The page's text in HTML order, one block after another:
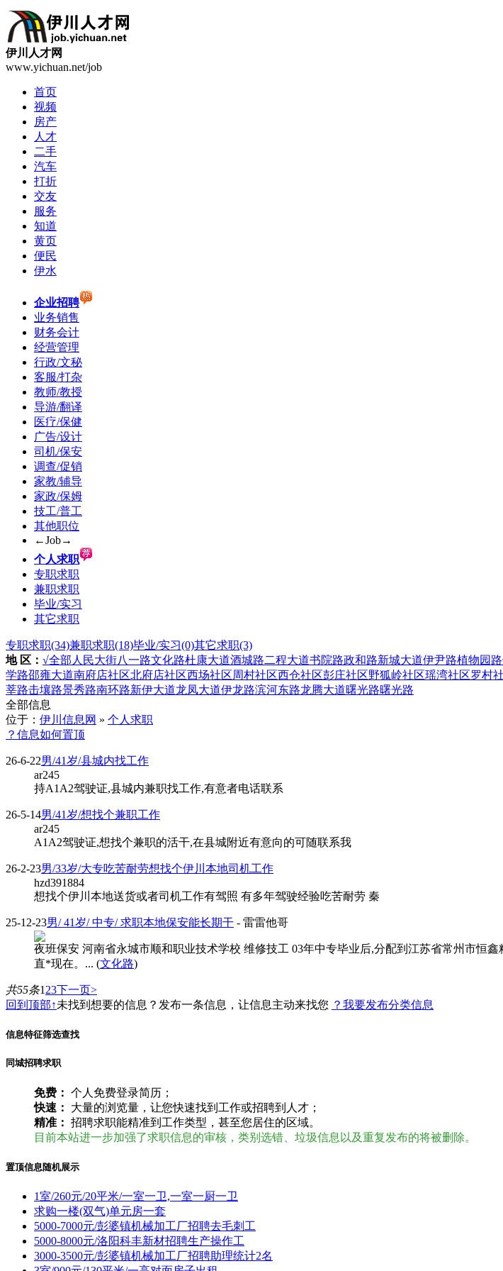
伊川人才网
www.yichuan.net/job
首页
视频
房产
人才
二手
汽车
打折
交友
服务
知道
黄页
便民
伊水
企业招聘
业务销售
财务会计
经营管理
行政/文秘
客服/打杂
教师/教授
导游/翻译
医疗/保健
广告/设计
司机/保安
调查/促销
家教/辅导
家政/保姆
技工/普工
其他职位
←Job→
个人求职
专职求职
兼职求职
毕业/实习
其它求职
专职求职(34)兼职求职(18)毕业/实习(0)其它求职(3)
地 区： √全部 人民大街八一路文化路杜康大道酒城路二程大道书院路政和路新城大道伊尹路植物园路
学路邵雍大道南府店社区北府店社区西场社区周村社区西仓社区彭庄社区野狐岭社区瑶湾社区罗村
莘路击壤路景秀路南环路新伊大道龙凤大道伊龙路滨河东路龙腾大道曙光路曙光路
全部信息
位于： 伊川信息网 » 个人求职
？信息如何置顶
26-6-22男/41岁/县城内找工作
ar245
持A1A2驾驶证,县城内兼职找工作,有意者电话联系
26-5-14男/41岁/想找个兼职工作
ar245
A1A2驾驶证,想找个兼职的活干,在县城附近有意向的可随联系我
26-2-23男/33岁/大专吃苦耐劳想找个伊川本地司机工作
hzd391884
想找个伊川本地送货或者司机工作有驾照 有多年驾驶经验吃苦耐劳 秦
25-12-23男/ 41岁/ 中专/ 求职本地保安能长期干 - 雷雷他哥
夜班保安 河南省永城市顺和职业技术学校 维修技工 03年中专毕业后,分配到江苏省常州市恒
直*现在。... (文化路)
共55条1 23下一页>
回到顶部↑未找到想要的信息？发布一条信息，让信息主动来找您 ？我要发布分类信息
信息特征筛选查找
同城招聘求职
免费： 个人免费登录简历；
快速：
大量的浏览量，让您快速找到工作或招聘到人才；
精准： 招聘求职能精准到工作类型，甚至您居住的区域。
目前本站进一步加强了求职信息的审核，类别选错、垃圾信息以及重复发布的将被删除。
置顶信息随机展示
1室/260元/20平米/一室一卫,一室一厨一卫
求购一楼(双气)单元房一套
5000-7000元/彭婆镇机械加工厂招聘去毛刺工
5000-8000元/洛阳科丰新材招聘生产操作工
3000-3500元/彭婆镇机械加工厂招聘助理统计2名